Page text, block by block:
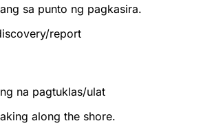
sa punto ng pagkasira.
report
na pagtuklas/ulat
along the shore.